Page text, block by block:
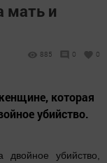
мать и
885 0 0
которая
убийство.
двойное убийство,